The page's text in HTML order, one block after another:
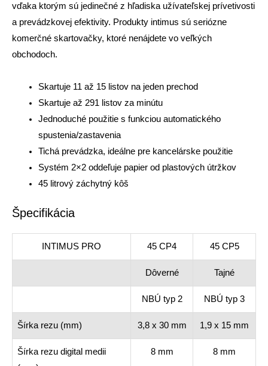
vďaka ktorým sú jedinečné z hľadiska užívateľskej prívetivosti
a prevádzkovej efektivity. Produkty intimus sú seriózne
komerčné skartovačky, ktoré nenájdete vo veľkých
obchodoch.
Skartuje 11 až 15 listov na jeden prechod
Skartuje až 291 listov za minútu
Jednoduché použitie s funkciou automatického
spustenia/zastavenia
Tichá prevádzka, ideálne pre kancelárske použitie
Systém 2×2 oddeľuje papier od plastových útržkov
45 litrový záchytný kôš
Špecifikácia
INTIMUS PRO 45 CP4 45 CP5
Dôverné Tajné
NBÚ typ 2 NBÚ typ 3
Šírka rezu (mm) 3,8 x 30 mm 1,9 x 15 mm
Šírka rezu digital medii
8 mm 8 mm